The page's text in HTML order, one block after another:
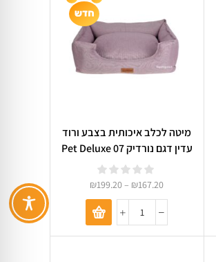
מיטה לכלב איכותית בצבע ורוד
עדין דגם נורדיק Pet Deluxe 07
₪167.20
–
₪199.20